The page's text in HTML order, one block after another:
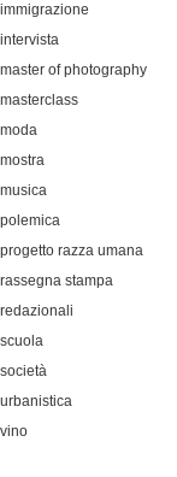
immigrazione
intervista
master of photography
masterclass
moda
mostra
musica
polemica
progetto razza umana
rassegna stampa
redazionali
scuola
società
urbanistica
vino